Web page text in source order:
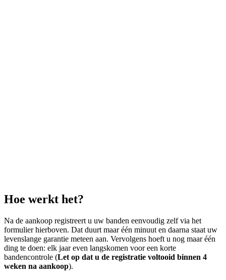
Hoe werkt het?
Na de aankoop registreert u uw banden eenvoudig zelf via het
formulier hierboven. Dat duurt maar één minuut en daarna staat uw
levenslange garantie meteen aan. Vervolgens hoeft u nog maar één
ding te doen: elk jaar even langskomen voor een korte
bandencontrole (Let op dat u de registratie voltooid binnen 4
weken na aankoop).